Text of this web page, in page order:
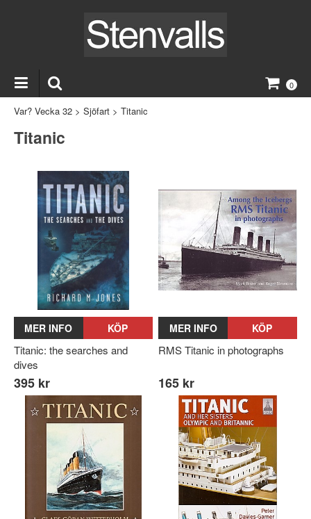
0
Var? Vecka 32 > Sjöfart > Titanic
Titanic
MER INFO KÖP
Titanic: the searches and
dives
395 kr
MER INFO KÖP
RMS Titanic in photographs
165 kr